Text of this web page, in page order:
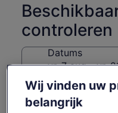
controleren
Datums
vr. 7 aug - vr.
Reizigers
1 volwassene
Wij vinden uw
belangrijk